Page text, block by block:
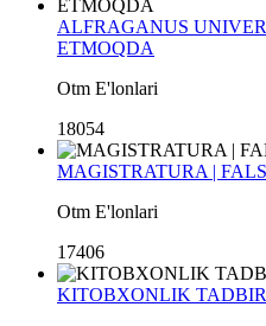
ALFRAGANUS
ETMOQDA
Otm E'lonlari
18054
MAGISTRATURA |
Otm E'lonlari
17406
KITOBXONLIK